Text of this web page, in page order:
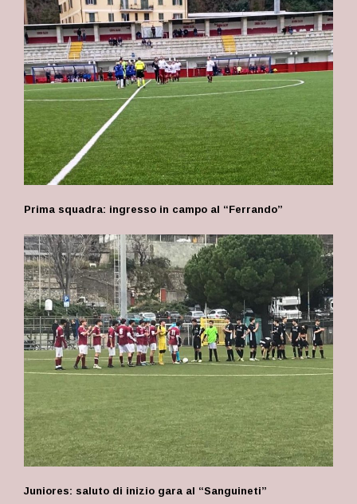
Prima squadra: ingresso in campo al “Ferrando”
Juniores: saluto di inizio gara al “Sanguineti”